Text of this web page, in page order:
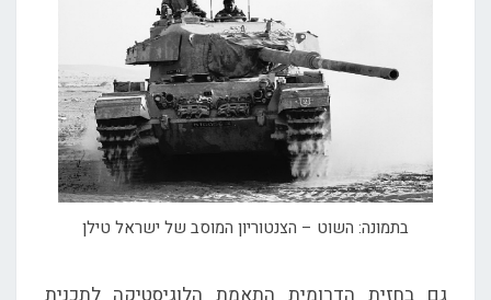
בתמונה: השוט – הצנטוריון המוסב של ישראל טילן